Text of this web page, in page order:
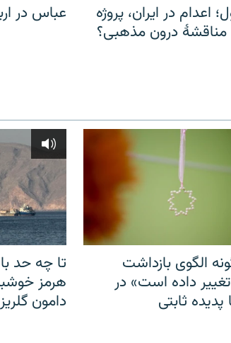
اعدام در ایران، پروژه
درون مذهبی؟
عباس در
الگوی بازداشت
تغییر داده است» در
ثابتی
تا چه حد
هرمز
دامون گلریز